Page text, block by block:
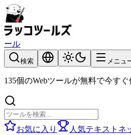
ール
検索 メニュ
135個のWebツールが無料で今すぐ
お気に入り 人気テキスト ネ